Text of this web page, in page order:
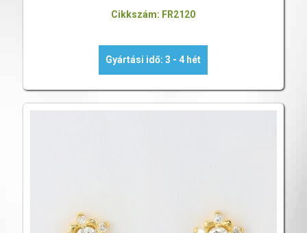
Cikkszám: FR2120
Gyártási idő: 3 - 4 hét